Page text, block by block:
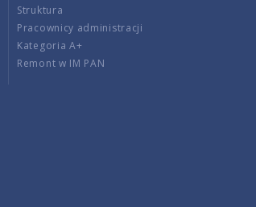
Struktura
Pracownicy administracji
Kategoria A+
Remont w IM PAN